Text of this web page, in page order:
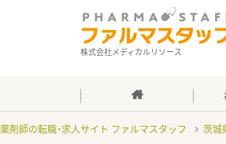
株式会社メディカルリソース
薬剤師の転職・求人サイト ファルマスタッフ 茨城